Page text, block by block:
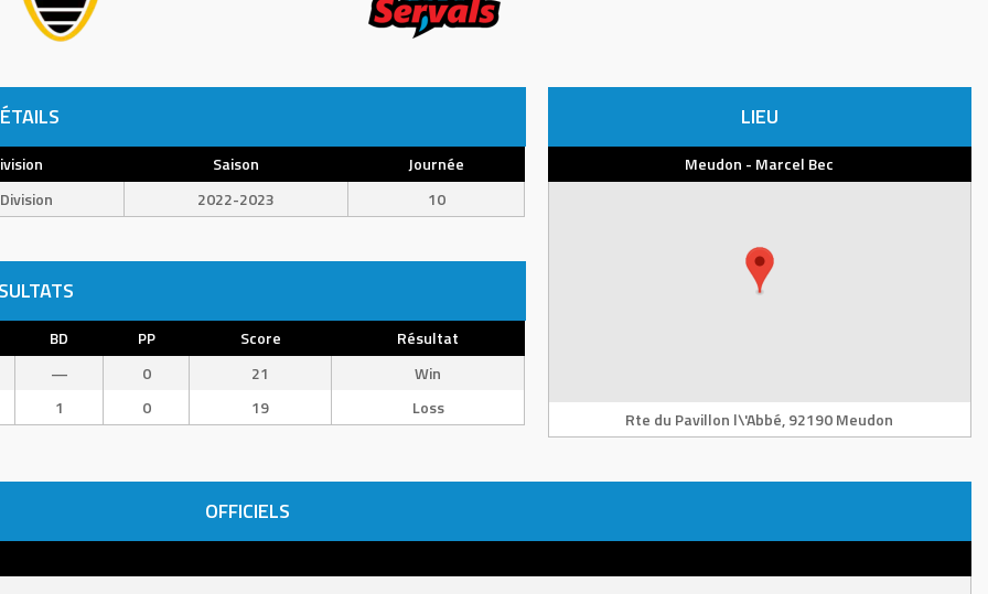
Saison
Journée
2022-2023 10
LIEU
Meudon - Marcel Bec
Rte du Pavillon l\'Abbé, 92190 Meudon
BD PP Score
Résultat
— 0 21
Win
1 0 19 Loss
OFFICIELS